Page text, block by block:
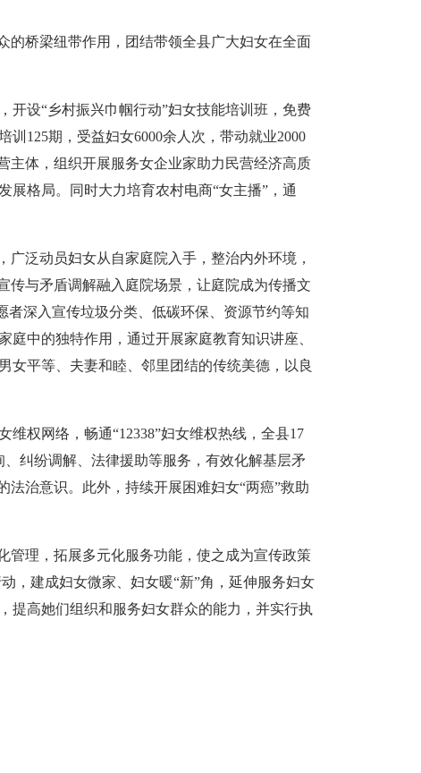
的桥梁纽带作用，团结带领全县广大妇女在全面
开设“乡村振兴巾帼行动”妇女技能培训班，免费
125期，受益妇女6000余人次，带动就业2000
主体，组织开展服务女企业家助力民营经济高质
格局。同时大力培育农村电商“女主播”，通
泛动员妇女从自家庭院入手，整治内外环境，
传与矛盾调解融入庭院场景，让庭院成为传播文
者深入宣传垃圾分类、低碳环保、资源节约等知
中的独特作用，通过开展家庭教育知识讲座、
女平等、夫妻和睦、邻里团结的传统美德，以良
权网络，畅通“12338”妇女维权热线，全县17
纠纷调解、法律援助等服务，有效化解基层矛
治意识。此外，持续开展困难妇女“两癌”救助
管理，拓展多元化服务功能，使之成为宣传政策
，建成妇女微家、妇女暖“新”角，延伸服务妇女
提高她们组织和服务妇女群众的能力，并实行执